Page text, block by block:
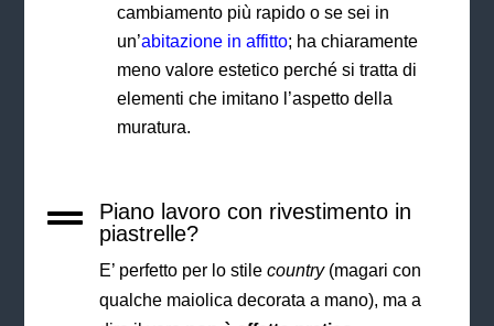
cambiamento più rapido o se sei in
un’abitazione in affitto; ha chiaramente
meno valore estetico perché si tratta di
elementi che imitano l’aspetto della
muratura.

Piano lavoro con rivestimento in
piastrelle?
E’ perfetto per lo stile country(magari con
qualche maiolica decorata a mano), ma a